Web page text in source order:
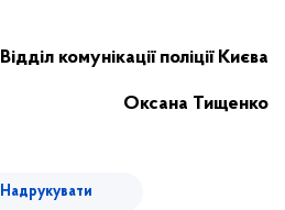
Відділ комунікації поліції Києва
Оксана Тищенко
Надрукувати